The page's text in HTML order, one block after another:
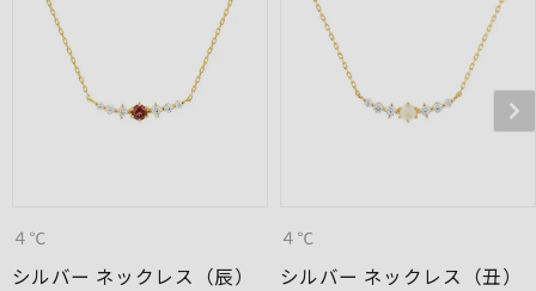
４℃
シルバー ネックレス（辰）
４℃
シルバー ネックレス（丑）